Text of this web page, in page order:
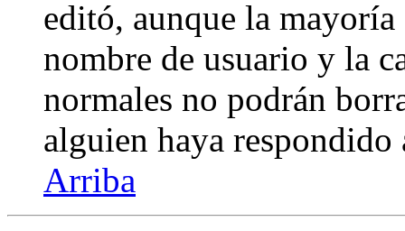
editó, aunque la
nombre de usuario y la
normales no podrán
alguien haya respondido
Arriba